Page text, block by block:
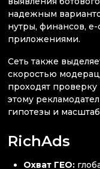
надежным
нутры, финансов,
приложениями.
Сеть также
скоростью
проходят
этому
гипотезы и
RichAds
Охват ГЕО: